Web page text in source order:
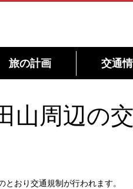
旅の計画 交通
山周辺の
とおり交通規制が行われます。